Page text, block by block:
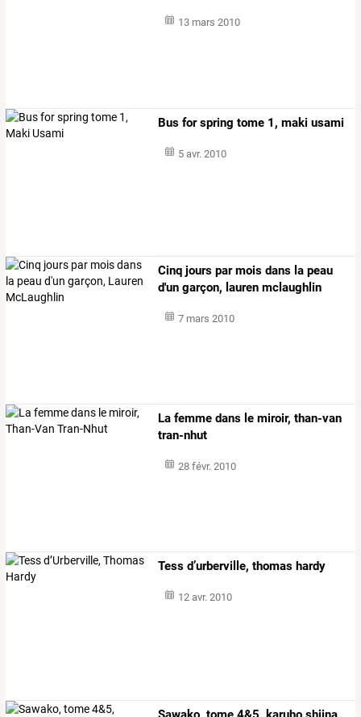
13 mars 2010
Bus for spring tome 1, maki usami
5 avr. 2010
Cinq jours par mois dans la peau
d'un garçon, lauren mclaughlin
7 mars 2010
La femme dans le miroir, than-van
tran-nhut
28 févr. 2010
Tess d’urberville, thomas hardy
12 avr. 2010